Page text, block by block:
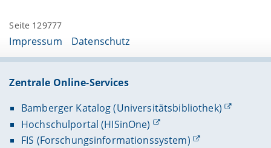
Seite 129777
Impressum Datenschutz
Zentrale Online-Services
Bamberger Katalog (Universitätsbibliothek)
Hochschulportal (HISinOne)
FIS (Forschungsinformationssystem)